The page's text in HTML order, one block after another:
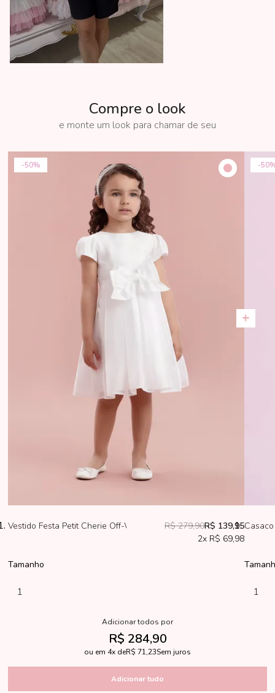
Compre o look
50%
Vestido Festa Petit Cherie Off-White Charm Off Flowers
R$ 279,90R$ 139,95
2x R$ 69,98
Tamanho
1 1
R$ 284,90
4x R$ 71,23Sem juros